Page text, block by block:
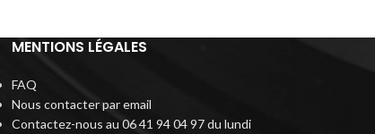
MENTIONS LÉGALES
FAQ
Nous contacter par email
Contactez-nous au 06 41 94 04 97 du lundi